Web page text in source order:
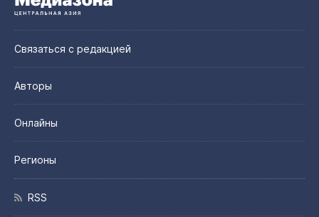
Связаться с редакцией
Авторы
Онлайны
Регионы
RSS